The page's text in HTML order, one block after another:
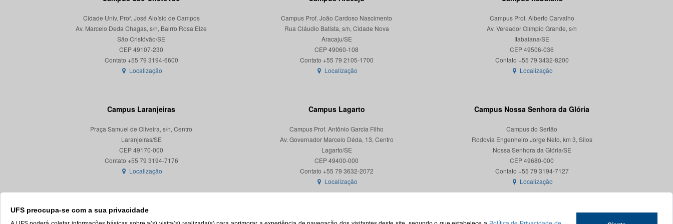
UFS preocupa-se com a sua privacidade
Cidade Univ. Prof. José Aloísio de Campos
Av. Marcelo Deda Chagas, s/n, Bairro Rosa Elze
São Cristóvão/SE
CEP 49107-230
Localização
Campus Prof. João Cardoso Nascimento
Rua Cláudio Batista, s/n, Cidade Nova
Aracaju/SE
CEP 49060-108
Localização
Campus Prof. Alberto Carvalho
Av. Vereador Olímpio Grande, s/n
Itabaiana/SE
CEP 49506-036
Localização
Campus Laranjeiras
Praça Samuel de Oliveira, s/n, Centro
Laranjeiras/SE
CEP 49170-000
Localização
Campus Lagarto
Campus Prof. Antônio Garcia Filho
Av. Governador Marcelo Déda, 13, Centro
Lagarto/SE
CEP 49400-000
Localização
Campus Nossa Senhora da Glória
Campus do Sertão
Rodovia Engenheiro Jorge Neto, km 3, Silos
Nossa Senhora da Glória/SE
CEP 49680-000
Contato +55 79 3194-7127
Localização